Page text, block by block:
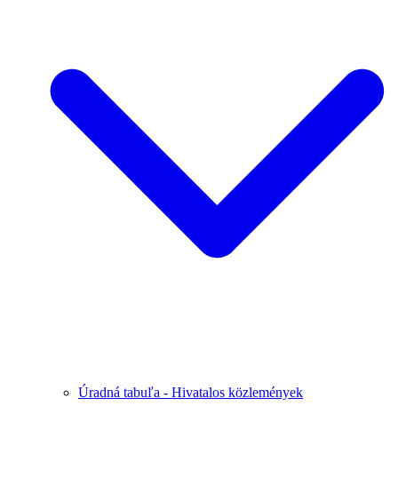
Úradná tabuľa - Hivatalos közlemények